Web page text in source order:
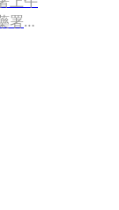
署晚